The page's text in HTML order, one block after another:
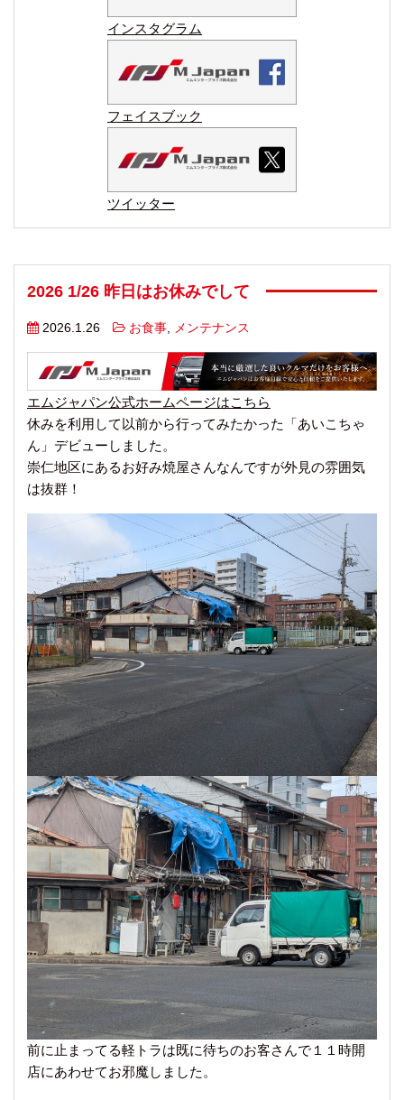
インスタグラム
フェイスブック
ツイッター
2026 1/26 昨日はお休みでして
2026.1.26 お食事 メンテナンス
エムジャパン公式ホームページはこちら
休みを利用して以前から行ってみたかった「あいこちゃ
ん」デビューしました。
崇仁地区にあるお好み焼屋さんなんですが外見の雰囲気
は抜群！
前に止まってる軽トラは既に待ちのお客さんで１１時開
店にあわせてお邪魔しました。